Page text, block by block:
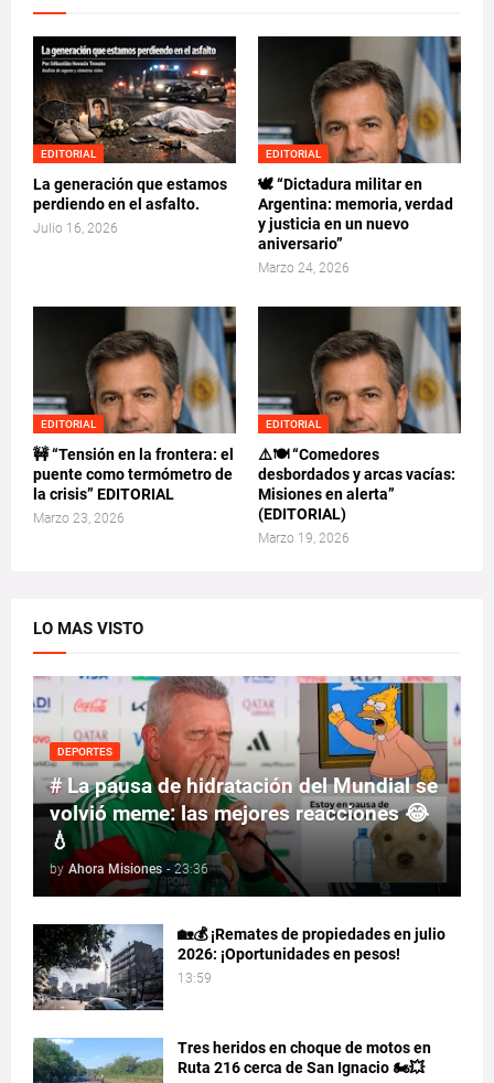
EDITORIAL
La generación que estamos
perdiendo en el asfalto.
Julio 16, 2026
EDITORIAL
🕊️ “Dictadura militar en
Argentina: memoria, verdad
y justicia en un nuevo
aniversario”
Marzo 24, 2026
EDITORIAL
🚧 “Tensión en la frontera: el
puente como termómetro de
la crisis” EDITORIAL
Marzo 23, 2026
EDITORIAL
⚠️🍽️ “Comedores
desbordados y arcas vacías:
Misiones en alerta”
(EDITORIAL)
Marzo 19, 2026
LO MAS VISTO
DEPORTES
# La pausa de hidratación del Mundial se
volvió meme: las mejores reacciones 😂
💧
by Ahora Misiones - 23:36
🏡💰 ¡Remates de propiedades en julio
2026: ¡Oportunidades en pesos!
13:59
Tres heridos en choque de motos en
Ruta 216 cerca de San Ignacio 🏍️💥